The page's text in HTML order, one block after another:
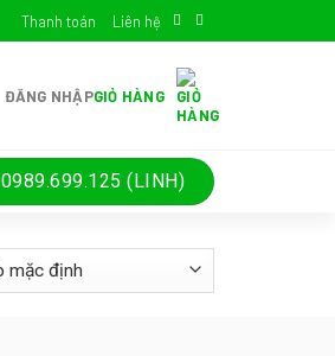
Thanh toán Liên hệ
ĐĂNG NHẬPGIỎ HÀNG
0989.699.125 (LINH)